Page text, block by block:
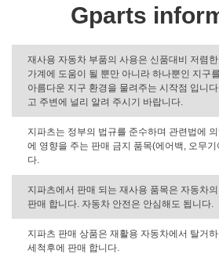
Gparts
재사용 자동차 부품의 사용은 신품대비 저렴
가계에 도움이 될 뿐만 아니라 하나뿐인 지구
아름다운 지구 환경을 물려주는 시작점 입니
고 주변에 널리 알려 주시기 바랍니다.
지파츠는 정부의 법규를 준수하며 관련법에
에 영향을 주는 판매 금지 품목(에어백, 오무기
다.
지파츠에서 판매 되는 재사용 품목은 자동차
판매 합니다. 자동차 안전은 안심해도 됩니다.
지파츠 판매 상품은 재활용 자동차에서 탈거
세척후에 판매 합니다.